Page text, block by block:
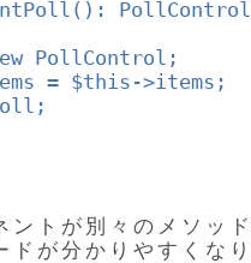
PollControl
PollControl;
= $this->items;
ン ト が 別 々 の メ ソ ッ ド
ド が分 か り や す く な り